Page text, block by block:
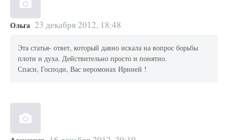
Ольга 23 декабря 2012, 18:48
Эта статья- ответ, который давно искала на вопрос борьбы
плоти и духа. Действительно просто и понятно.
Спаси, Господи, Вас иеромонах Ириней !